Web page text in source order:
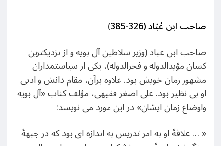
صاحب ابن عُبّاد (326-385
)
صاحب ابن عباد (وزیر سلاطین آل بویه و از نزدیکترین
کسان مؤیدالدوله و فخرالدوله)، یکی از سیاستمداران
مشهور زمان خویش بود. علاوه برآن، مقام دانش و ادبی
او بی نظیر بود. علی اصغر فقیهی، مؤلف کتاب «آل بویه
واوضاع زمان ایشان» در این مورد می نویسد:
« … علاقۀ او به امر تدریس به اندازه ای بود که در جبهۀ